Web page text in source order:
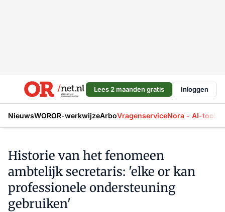
Lees 2 maanden gratis Inloggen
NieuwsWOROR-werkwijzeArboVragenserviceNora - AI-tool
Historie van het fenomeen
ambtelijk secretaris: 'elke or kan
professionele ondersteuning
gebruiken'